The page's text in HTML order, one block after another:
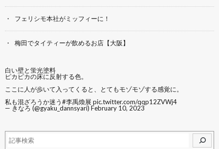
フェリシモ本社がミッフィーに！
梅田でタイティーが飲めるお店【大阪】
白い壁と蛍光塗料
ピカピカの床に反射する色。
ここに人が歩いて入ってくると、とてもモゾモゾする感覚に。
私も混ざろうか迷う#李禹煥展 pic.twitter.com/qqp12ZVWj4
— きなろ (@gyaku_dannsyari)February 10, 2023